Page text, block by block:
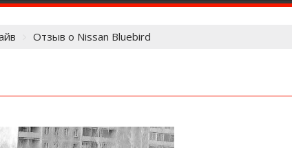
Отзыв о Nissan Bluebird